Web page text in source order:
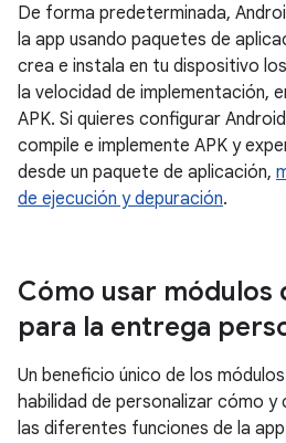
De forma predeterminada,
la app usando paquetes de
crea e instala en tu dispositivo
la velocidad de implementación,
APK. Si quieres configurar
compile e implemente APK y
desde un paquete de aplicación,
de ejecución y depuración.
Cómo usar módulos
para la entrega
Un beneficio único de los
habilidad de personalizar cómo y
las diferentes funciones de la